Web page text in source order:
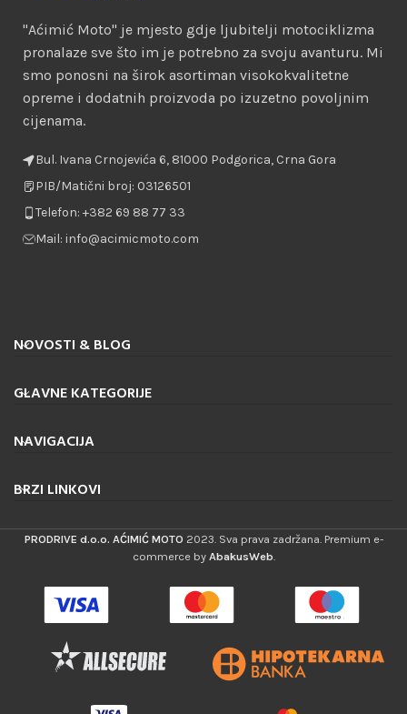
"Aćimić Moto" je mjesto gdje ljubitelji motociklizma
pronalaze sve što im je potrebno za svoju avanturu. Mi
smo ponosni na širok asortiman visokokvalitetne
opreme i dodatnih proizvoda po izuzetno povoljnim
cijenama.
Bul. Ivana Crnojevića 6, 81000 Podgorica, Crna Gora
PIB/Matični broj: 03126501
Telefon: +382 69 88 77 33
Mail: info@acimicmoto.com
NOVOSTI & BLOG
GLAVNE KATEGORIJE
NAVIGACIJA
BRZI LINKOVI
PRODRIVE d.o.o. AĆIMIĆ MOTO 2023. Sva prava zadržana. Premium e-
commerce by AbakusWeb.